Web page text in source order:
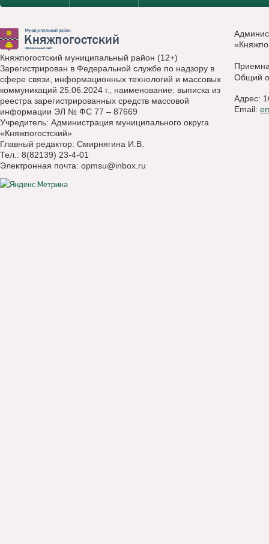
Княжпогостский муниципальный район (12+)
Зарегистрирован в Федеральной службе по надзору в
сфере связи, информационных технологий и массовых
коммуникаций 25.06.2024 г., наименование: выписка из
реестра зарегистрированных средств массовой
информации ЭЛ № ФС 77 – 87669
Учредитель: Администрация муниципального округа
«Княжпогостский»
Главный редактор: Смирнягина И.В.
Тел.: 8(82139) 23-4-01
Электронная почта: opmsu@inbox.ru
Общий
Адрес:
Email: